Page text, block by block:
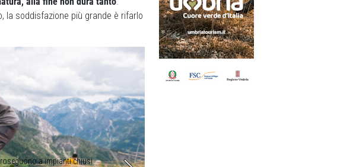
la soddisfazione più grande è rifarlo
a impianti chiusi